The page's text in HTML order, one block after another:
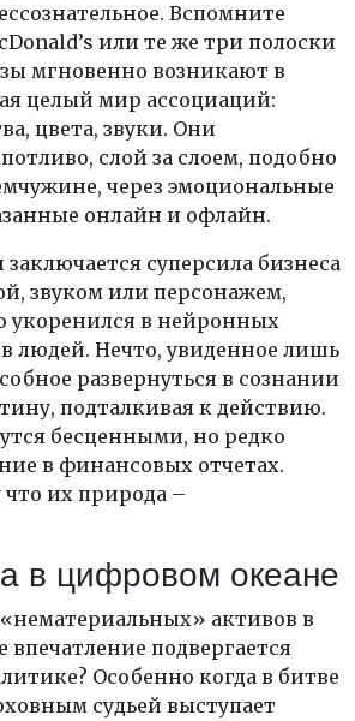
Вспомните
или те же три полоски
мгновенно возникают в
целый мир ассоциаций:
цвета, звуки. Они
слой за слоем, подобно
через эмоциональные
онлайн и офлайн.
суперсила бизнеса
звуком или персонажем,
укоренился в нейронных
людей. Нечто, увиденное лишь
развернуться в сознании
подталкивая к действию.
бесценными, но редко
в финансовых отчетах.
их природа –
в цифровом океане
«нематериальных» активов в
впечатление подвергается
Особенно когда в битве
судьей выступает